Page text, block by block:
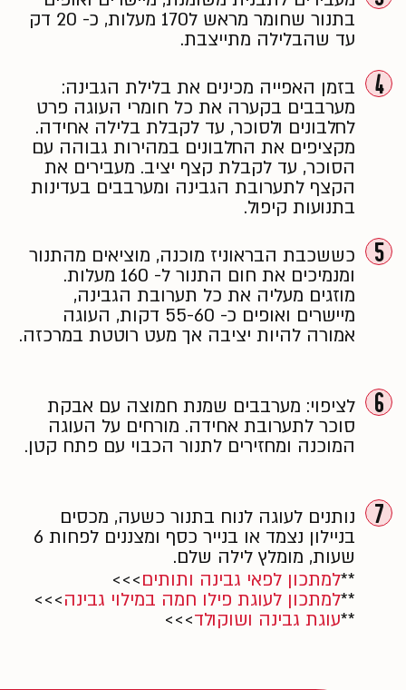
בתנור שחומר מראש ל170 מעלות, כ- 20 דק
עד שהבלילה מתייצבת.
4
בזמן האפייה מכינים את בלילת הגבינה:
מערבבים בקערה את כל חומרי העוגה פרט
לחלבונים ולסוכר, עד לקבלת בלילה אחידה.
מקציפים את החלבונים במהירות גבוהה עם
הסוכר, עד לקבלת קצף יציב. מעבירים את
הקצף לתערובת הגבינה ומערבבים בעדינות
בתנועות קיפול.
5
כששכבת הבראוניז מוכנה, מוציאים מהתנור
ומנמיכים את חום התנור ל- 160 מעלות.
מוזגים מעליה את כל תערובת הגבינה,
מיישרים ואופים כ- 55-60 דקות, העוגה
אמורה להיות יציבה אך מעט רוטטת במרכזה.
6
לציפוי: מערבבים שמנת חמוצה עם אבקת
סוכר לתערובת אחידה. מורחים על העוגה
המוכנה ומחזירים לתנור הכבוי עם פתח קטן.
7
נותנים לעוגה לנוח בתנור כשעה, מכסים
בניילון נצמד או בנייר כסף ומצננים לפחות 6
שעות, מומלץ לילה שלם.
**למתכון לפאי גבינה ותותים>>>
**למתכון לעוגת פילו חמה במילוי גבינה>>>
**עוגת גבינה ושוקולד>>>